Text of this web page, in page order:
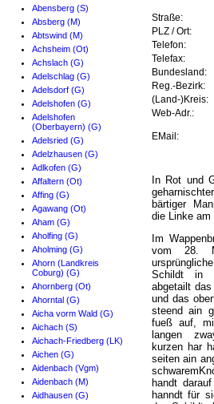
Abensberg (S)
Absberg (M)
Abtswind (M)
Achsheim (Ot)
Achslach (G)
Adelschlag (G)
Adelsdorf (G)
Adelshofen (G)
Adelshofen
(Oberbayern) (G)
Adelsried (G)
Adelzhausen (G)
Adlkofen (G)
Affaltern (Ot)
Affing (G)
Agawang (Ot)
Aham (G)
Aholfing (G)
Aholming (G)
Ahorn (Landkreis
Coburg) (G)
Ahornberg (Ot)
Ahorntal (G)
Aicha vorm Wald (G)
Aichach (S)
Aichach-Friedberg (LK)
Aichen (G)
Aidenbach (Vgm)
Aidenbach (M)
Aidhausen (G)
Straße:
PLZ / Ort:
Telefon:
Telefax:
Bundesland:
Reg.-Bezirk:
(Land-)Kreis:
Web-Adr.:
EMail:
In Rot und
bärtiger
die Linke am
Im
vom 28.
Schildt in
abgetailt das
und das
steend ain
fueß auf,
langen
kurzen har
seiten ain
handt
hanndt für